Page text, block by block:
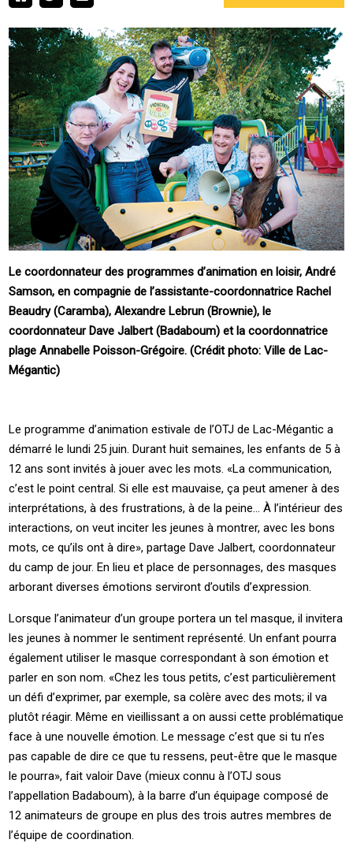
Le coordonnateur des programmes d’animation en loisir, André
Samson, en compagnie de l’assistante-coordonnatrice Rachel
Beaudry (Caramba), Alexandre Lebrun (Brownie), le
coordonnateur Dave Jalbert (Badaboum) et la coordonnatrice
plage Annabelle Poisson-Grégoire. (Crédit photo: Ville de Lac-
Mégantic)
Le programme d’animation estivale de l’OTJ de Lac-Mégantic a
démarré le lundi 25 juin. Durant huit semaines, les enfants de 5 à
12 ans sont invités à jouer avec les mots. «La communication,
c’est le point central. Si elle est mauvaise, ça peut amener à des
interprétations, à des frustrations, à de la peine… À l’intérieur des
interactions, on veut inciter les jeunes à montrer, avec les bons
mots, ce qu’ils ont à dire», partage Dave Jalbert, coordonnateur
du camp de jour. En lieu et place de personnages, des masques
arborant diverses émotions serviront d’outils d’expression.
Lorsque l’animateur d’un groupe portera un tel masque, il invitera
les jeunes à nommer le sentiment représenté. Un enfant pourra
également utiliser le masque correspondant à son émotion et
parler en son nom. «Chez les tous petits, c’est particulièrement
un défi d’exprimer, par exemple, sa colère avec des mots; il va
plutôt réagir. Même en vieillissant a on aussi cette problématique
face à une nouvelle émotion. Le message c’est que si tu n’es
pas capable de dire ce que tu ressens, peut-être que le masque
le pourra», fait valoir Dave (mieux connu à l’OTJ sous
l’appellation Badaboum), à la barre d’un équipage composé de
12 animateurs de groupe en plus des trois autres membres de
l’équipe de coordination.